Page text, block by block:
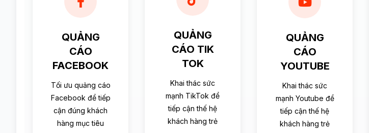
QUẢNG
CÁO
FACEBOOK
Tối ưu quảng cáo
Facebook để tiếp
cận đúng khách
hàng mục tiêu
QUẢNG
CÁO TIK
TOK
Khai thác sức
mạnh TikTok để
tiếp cận thế hệ
khách hàng trẻ
QUẢNG
CÁO
YOUTUBE
Khai thác sức
mạnh Youtube để
tiếp cận thế hệ
khách hàng trẻ